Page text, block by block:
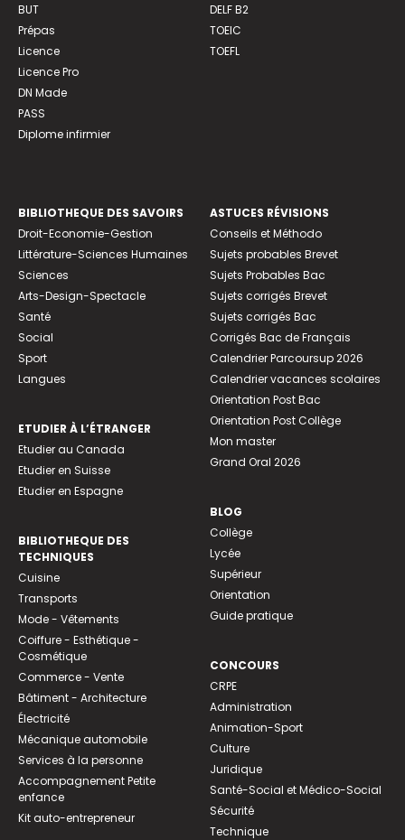
BUT
Prépas
Licence
Licence Pro
DN Made
PASS
Diplome infirmier
DELF B2
TOEIC
TOEFL
BIBLIOTHEQUE DES SAVOIRS
Droit-Economie-Gestion
Littérature-Sciences Humaines
Sciences
Arts-Design-Spectacle
Santé
Social
Sport
Langues
ETUDIER À L’ÉTRANGER
Etudier au Canada
Etudier en Suisse
Etudier en Espagne
BIBLIOTHEQUE DES
TECHNIQUES
Cuisine
Transports
Mode - Vêtements
Coiffure - Esthétique -
Cosmétique
Commerce - Vente
Bâtiment - Architecture
Électricité
Mécanique automobile
Services à la personne
Accompagnement Petite
enfance
Kit auto-entrepreneur
ASTUCES RÉVISIONS
Conseils et Méthodo
Sujets probables Brevet
Sujets Probables Bac
Sujets corrigés Brevet
Sujets corrigés Bac
Corrigés Bac de Français
Calendrier Parcoursup 2026
Calendrier vacances scolaires
Orientation Post Bac
Orientation Post Collège
Mon master
Grand Oral 2026
BLOG
Collège
Lycée
Supérieur
Orientation
Guide pratique
CONCOURS
CRPE
Administration
Animation-Sport
Culture
Juridique
Santé-Social et Médico-Social
Sécurité
Technique